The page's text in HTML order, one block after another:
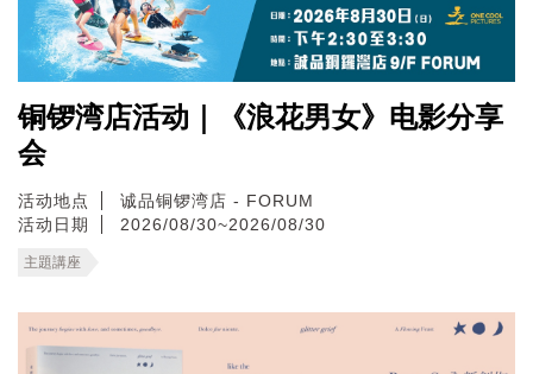
铜锣湾店活动｜《浪花男女》电影分享
会
活动地点
诚品铜锣湾店 - FORUM
活动日期
2026/08/30~2026/08/30
主題講座